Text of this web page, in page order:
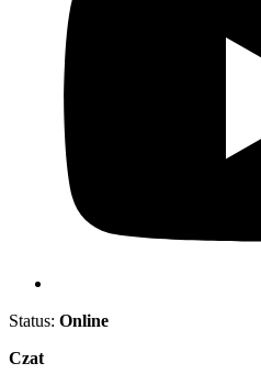
Status: Online
Czat